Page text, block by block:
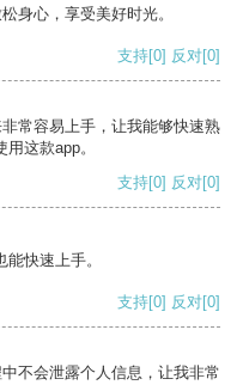
身心，享受美好时光。
支持[0] 反对[0]
常容易上手，让我能够快速熟
这款app。
支持[0] 反对[0]
快速上手。
支持[0] 反对[0]
不会泄露个人信息，让我非常